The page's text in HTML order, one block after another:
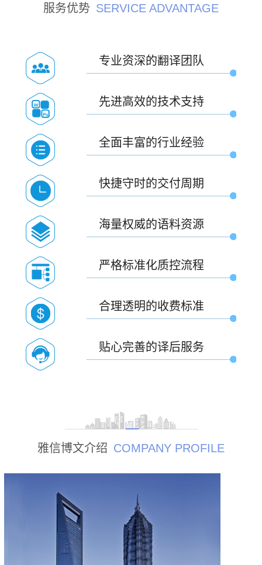
服务优势 SERVICE ADVANTAGE
专业资深的翻译团队
先进高效的技术支持
全面丰富的行业经验
快捷守时的交付周期
海量权威的语料资源
严格标准化质控流程
合理透明的收费标准
贴心完善的译后服务
雅信博文介绍 COMPANY PROFILE